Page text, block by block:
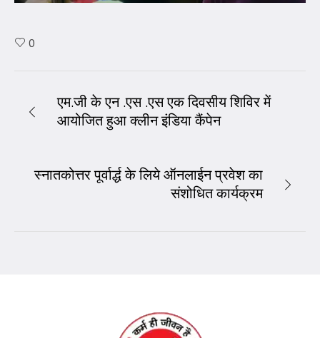
0
एम.जी के एन .एस .एस एक दिवसीय शिविर में
आयोजित हुआ क्लीन इंडिया कैंपेन
स्नातकोत्तर पूर्वार्द्ध के लिये ऑनलाईन प्रवेश का
संशोधित कार्यक्रम